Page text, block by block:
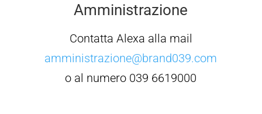
Amministrazione
Contatta Alexa alla mail
amministrazione@brand039.com
o al numero 039 6619000